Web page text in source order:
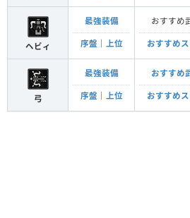
ヘビィ
最強装備
序盤 上位
おすすめ
おすすめ
弓
最強装備
序盤 上位
おすすめ
おすすめ